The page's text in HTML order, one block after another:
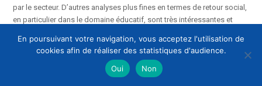
par le secteur. D’autres analyses plus fines en termes de retour social,
en particulier dans le domaine éducatif, sont très intéressantes et
M. Jean-Michel Raingeard. Comment la représentation nationale peut-
elle accepter d’examiner le budget de la culture dans lequel le mot
En poursuivant votre navigation, vous acceptez l'utilisation de
cookies afin de réaliser des statistiques d'audience.
Oui
Non